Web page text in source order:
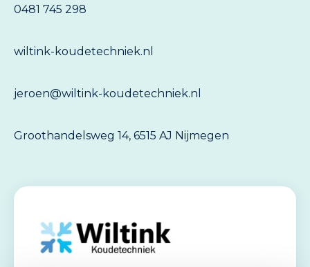
0481 745 298
wiltink-koudetechniek.nl
jeroen@wiltink-koudetechniek.nl
Groothandelsweg 14, 6515 AJ Nijmegen